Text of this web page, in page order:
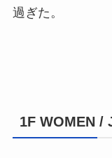
過ぎた。
1F WOMEN /